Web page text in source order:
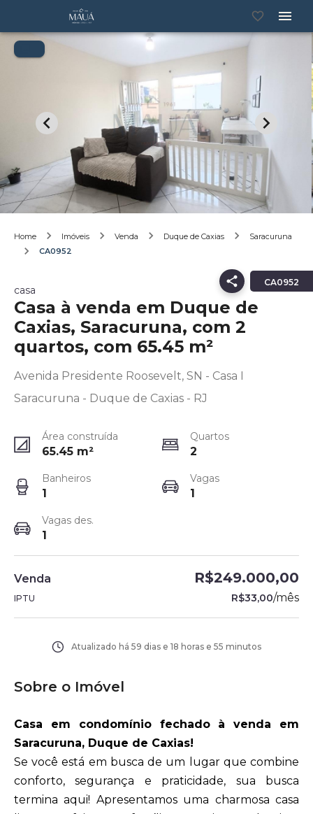
Home Imóveis Venda Duque de Caxias
Saracuruna
CA0952
CA0952
casa
Casa à venda em Duque de
Caxias, Saracuruna, com 2
quartos, com 65.45 m²
Avenida Presidente Roosevelt, SN - Casa I
Saracuruna - Duque de Caxias - RJ
Área construída
65.45 m²
Quartos
2
Banheiros
1
Vagas
1
Vagas des.
1
Venda R$249.000,00
IPTU R$33,00/mês
Atualizado há 59 dias e 18 horas e 55 minutos
Sobre o Imóvel
Casa em condomínio fechado à venda em
Saracuruna, Duque de Caxias!
Se você está em busca de um lugar que combine
conforto, segurança e praticidade, sua busca
termina aqui! Apresentamos uma charmosa casa